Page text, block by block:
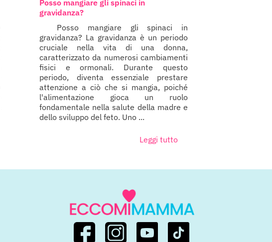
Posso mangiare gli spinaci in
gravidanza?
Posso mangiare gli spinaci in
gravidanza? La gravidanza è un periodo
cruciale nella vita di una donna,
caratterizzato da numerosi cambiamenti
fisici e ormonali. Durante questo
periodo, diventa essenziale prestare
attenzione a ciò che si mangia, poiché
l'alimentazione gioca un ruolo
fondamentale nella salute della madre e
dello sviluppo del feto. Uno ...
Leggi tutto